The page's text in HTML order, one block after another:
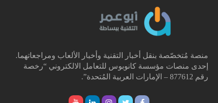
منصة مُتخصّصة بنقل أخبار التقنية وأخبار الألعاب ومراجعاتهما.
إحدى منصات مؤسسة كانوبوس للتعامل الالكتروني “رخصة
رقم 877612 – الإمارات العربية المُتحدة”.